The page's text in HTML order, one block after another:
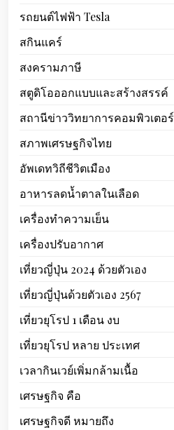
รถยนต์ไฟฟ้า Tesla
สกินแคร์
สงครามภาษี
สตูดิโอออกแบบและสร้างสรรค์
สถานีข่าววิทยาการคอมพิวเตอร์
สภาพเศรษฐกิจไทย
อัพเดทวิถีชีวิตเมือง
อาหารลดน้ำตาลในเลือด
เครื่องทำความเย็น
เครื่องปรับอากาศ
เที่ยวญี่ปุ่น 2024 ด้วยตัวเอง
เที่ยวญี่ปุ่นด้วยตัวเอง 2567
เที่ยวยุโรป 1 เดือน งบ
เที่ยวยุโรป หลาย ประเทศ
เวลากินเวย์เพิ่มกล้ามเนื้อ
เศรษฐกิจ คือ
เศรษฐกิจดี หมายถึง